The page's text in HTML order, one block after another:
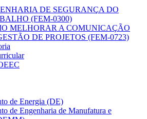
DE SEGURANÇA DO
(FEM-0300)
MELHORAR A COMUNICAÇÃO
DE PROJETOS (FEM-0723)
de Energia (DE)
de Engenharia de Manufatura e